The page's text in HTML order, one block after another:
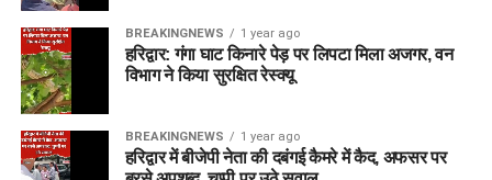
BREAKINGNEWS 1 year ago
हरिद्वार: गंगा घाट किनारे पेड़ पर लिपटा मिला अजगर, वन
विभाग ने किया सुरक्षित रेस्क्यू
BREAKINGNEWS 1 year ago
हरिद्वार में बीजेपी नेता की दबंगई कैमरे में कैद, अफसर पर